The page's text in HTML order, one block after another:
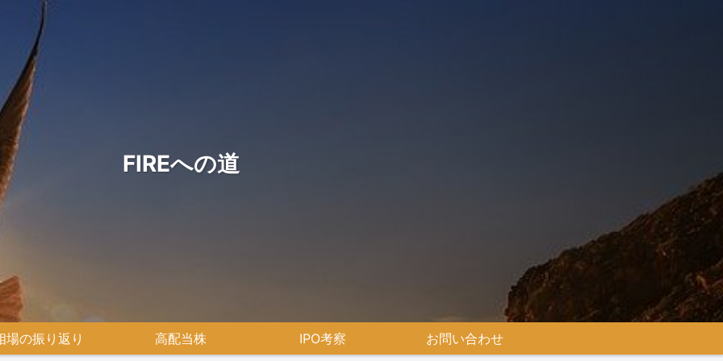
FIREへの道
場の振り返り 高配当株 IPO考察 お問い合わせ